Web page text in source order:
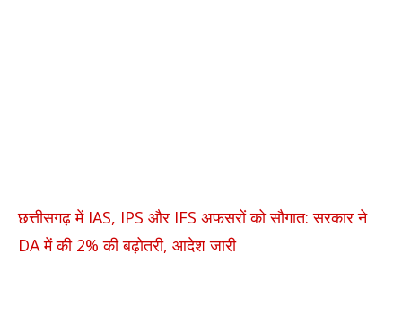
छत्तीसगढ़ में IAS, IPS और IFS अफसरों को सौगात: सरकार ने
DA में की 2% की बढ़ोतरी, आदेश जारी